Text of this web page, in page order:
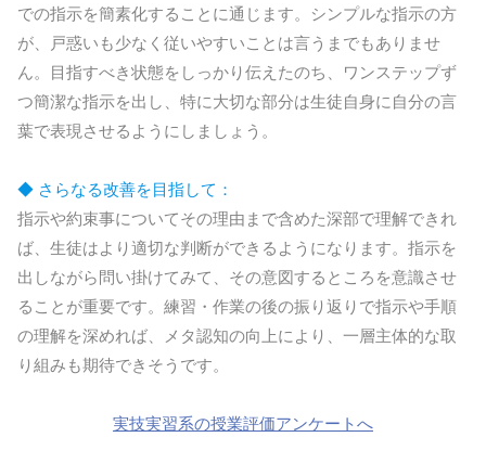
での指示を簡素化することに通じます。シンプルな指示の方
が、戸惑いも少なく従いやすいことは言うまでもありませ
ん。目指すべき状態をしっかり伝えたのち、ワンステップず
つ簡潔な指示を出し、特に大切な部分は生徒自身に自分の言
葉で表現させるようにしましょう。
◆ さらなる改善を目指して：
指示や約束事についてその理由まで含めた深部で理解できれ
ば、生徒はより適切な判断ができるようになります。指示を
出しながら問い掛けてみて、その意図するところを意識させ
ることが重要です。練習・作業の後の振り返りで指示や手順
の理解を深めれば、メタ認知の向上により、一層主体的な取
り組みも期待できそうです。
実技実習系の授業評価アンケートへ